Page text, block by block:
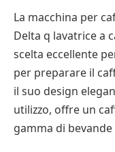
La macchina per
Delta q lavatrice a
scelta eccellente
per preparare il
il suo design
utilizzo, offre un
gamma di bevande